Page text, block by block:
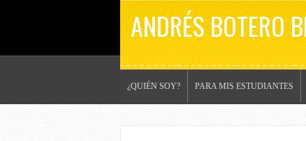
ANDRÉS BOTERO
¿QUIÉN SOY? PARA MIS ESTUDIANTES